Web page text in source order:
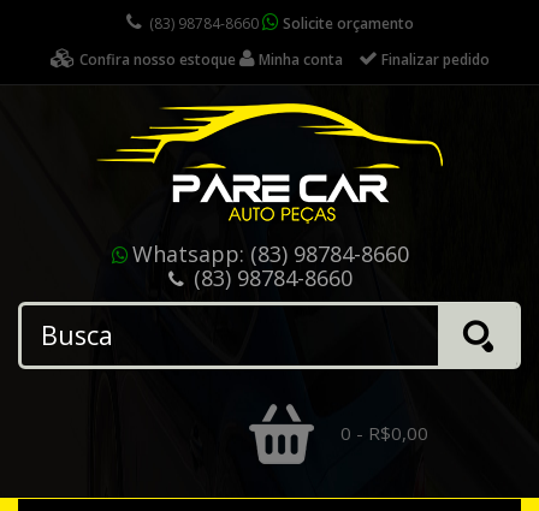
(83) 98784-8660
Solicite orçamento
Confira nosso estoque
Minha conta Finalizar pedido
Whatsapp: (83) 98784-8660
(83) 98784-8660
0 - R$0,00